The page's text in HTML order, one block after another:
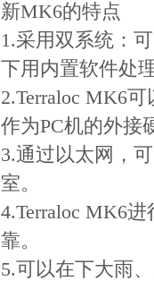
新MK6的特点
1.采用双系统：
下用内置软件处
2.Terraloc MK6
作为PC机的外接
3.通过以太网，
室。
4.Terraloc MK6
靠。
5.可以在下大雨